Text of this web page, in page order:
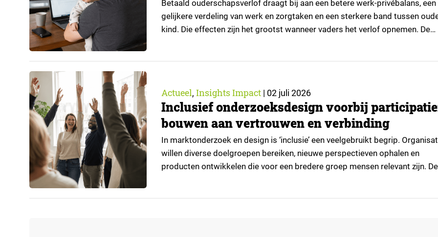
Betaald ouderschapsverlof draagt bij aan een betere werk-privébalans, een
gelijkere verdeling van werk en zorgtaken en een sterkere band tussen
kind. Die effecten zijn het grootst wanneer vaders het verlof opnemen. De
Actueel, Insights Impact | 02 juli 2026
Inclusief onderzoeksdesign voorbij
bouwen aan vertrouwen en verbinding
In marktonderzoek en design is ‘inclusie’ een veelgebruikt begrip.
willen diverse doelgroepen bereiken, nieuwe perspectieven ophalen en
producten ontwikkelen die voor een bredere groep mensen relevant zijn. De